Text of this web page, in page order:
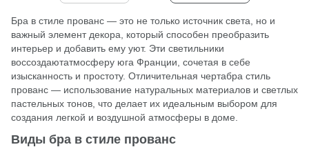
Бра в стиле прованс — это не только источник света, но и
важный элемент декора, который способен преобразить
интерьер и добавить ему уют. Эти светильники
воссоздаютатмосферу юга Франции, сочетая в себе
изысканность и простоту. Отличительная чертабра стиль
прованс — использование натуральных материалов и светлых
пастельных тонов, что делает их идеальным выбором для
создания легкой и воздушной атмосферы в доме.
Виды бра в стиле прованс